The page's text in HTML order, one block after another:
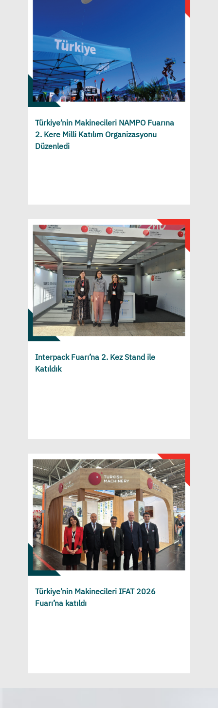
Türkiye’nin Makinecileri NAMPO Fuarına
2. Kere Milli Katılım Organizasyonu
Düzenledi
Interpack Fuarı’na 2. Kez Stand ile
Katıldık
Türkiye’nin Makinecileri IFAT 2026
Fuarı’na katıldı